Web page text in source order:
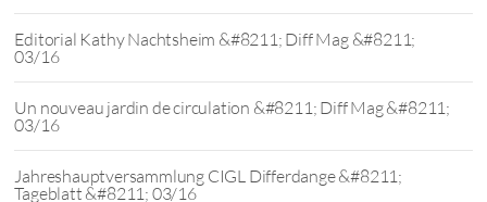
Editorial Kathy Nachtsheim &#8211; Diff Mag &#8211;
03/16
Un nouveau jardin de circulation &#8211; Diff Mag &#8211;
03/16
Jahreshauptversammlung CIGL Differdange &#8211;
Tageblatt &#8211; 03/16